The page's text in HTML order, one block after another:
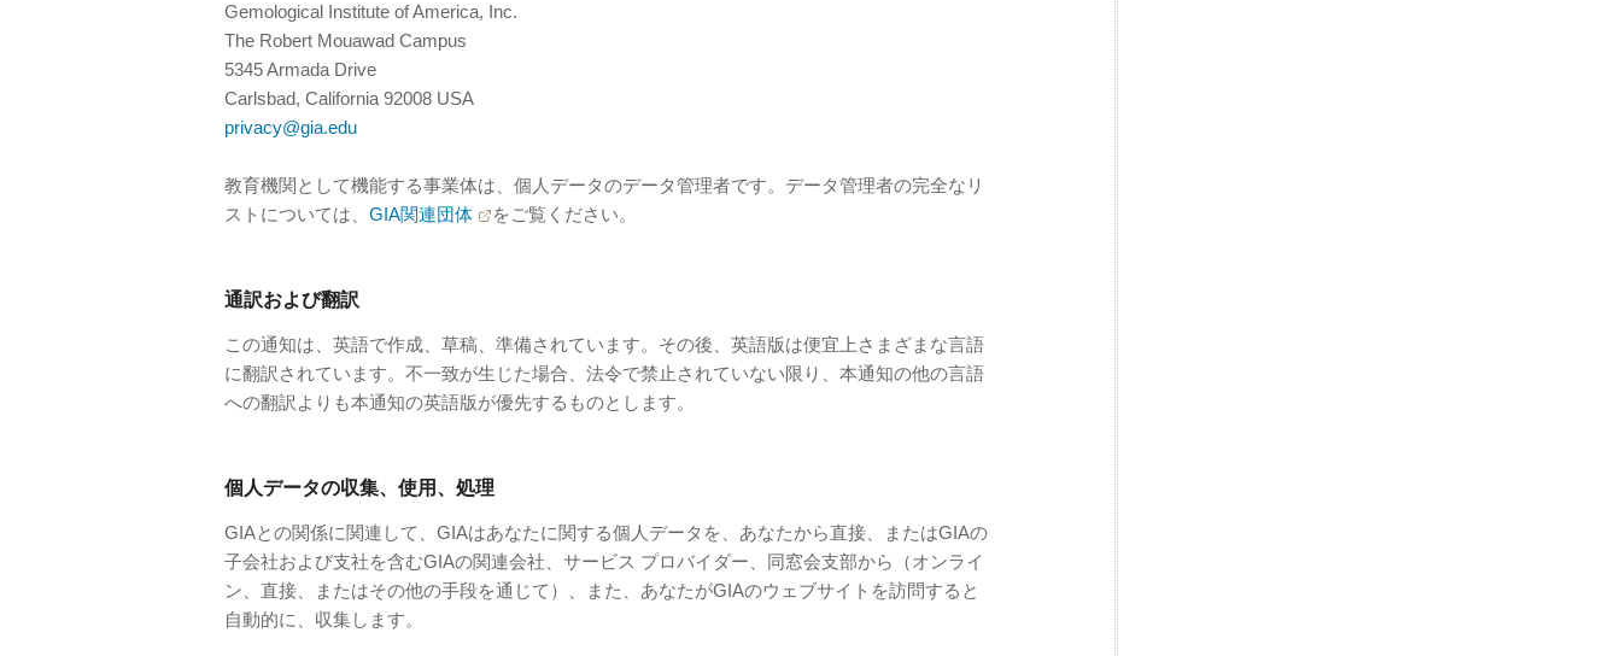
Gemological Institute of America, Inc.
The Robert Mouawad Campus
5345 Armada Drive
Carlsbad, California 92008 USA
privacy@gia.edu
教育機関として機能する事業体は、個人データのデータ管理者です。データ管理者の完全なリ
ストについては、 GIA関連団体 をご覧ください。
通訳および翻訳
この通知は、英語で作成、草稿、準備されています。その後、英語版は便宜上さまざまな言語
に翻訳されています。不一致が生じた場合、法令で禁止されていない限り、本通知の他の言語
への翻訳よりも本通知の英語版が優先するものとします。
個人データの収集、使用、処理
GIAとの関係に関連して、GIAはあなたに関する個人データを、あなたから直接、またはGIAの
子会社および支社を含むGIAの関連会社、サービス プロバイダー、同窓会支部から（オンライ
ン、直接、またはその他の手段を通じて）、また、あなたがGIAのウェブサイトを訪問すると
自動的に、収集します。